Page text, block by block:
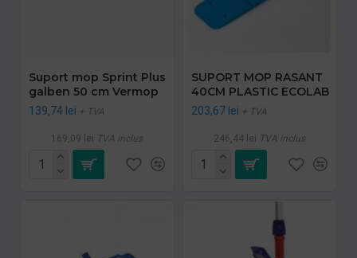
Suport mop Sprint Plus
galben 50 cm Vermop
139,74 lei + TVA
169,09 lei TVA inclus
SUPORT MOP RASANT
40CM PLASTIC ECOLAB
203,67 lei + TVA
246,44 lei TVA inclus